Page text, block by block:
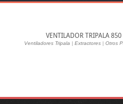
VENTILADOR TRIPALA 850
Ventiladores Tripala | Extractores | Otros